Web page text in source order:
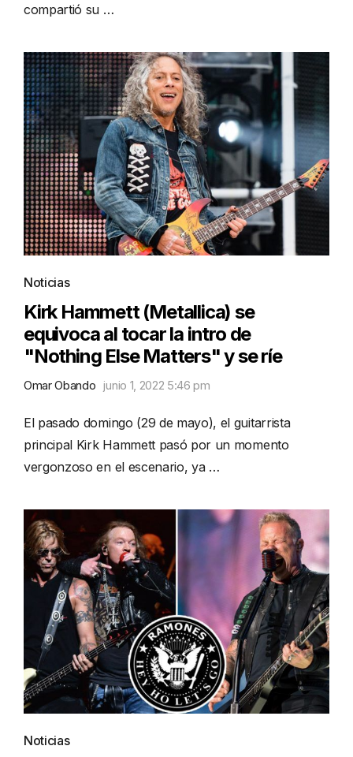
compartió su …
Noticias
Kirk Hammett (Metallica) se
equivoca al tocar la intro de
"Nothing Else Matters" y se ríe
Omar Obando junio 1, 2022 5:46 pm
El pasado domingo (29 de mayo), el guitarrista
principal Kirk Hammett pasó por un momento
vergonzoso en el escenario, ya …
Noticias